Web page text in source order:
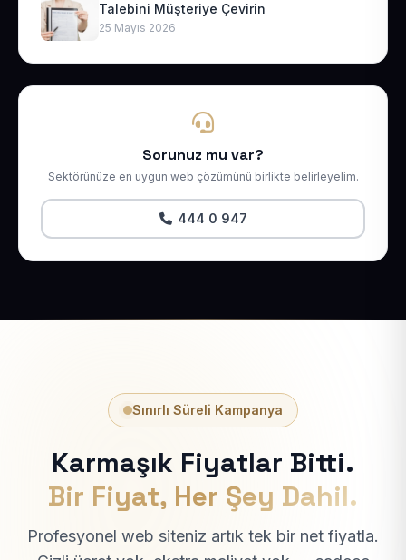
Talebini Müşteriye Çevirin
25 Mayıs 2026
Sorunuz mu var?
Sektörünüze en uygun web çözümünü birlikte belirleyelim.
444 0 947
Sınırlı Süreli Kampanya
Karmaşık Fiyatlar Bitti.
Bir Fiyat, Her Şey Dahil.
Profesyonel web siteniz artık tek bir net fiyatla.